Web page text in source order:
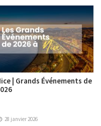
| Grands Événements de
28 janvier 2026